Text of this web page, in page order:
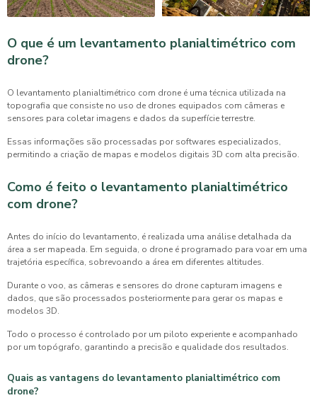
O que é um levantamento planialtimétrico com
drone?
O levantamento planialtimétrico com drone é uma técnica utilizada na
topografia que consiste no uso de drones equipados com câmeras e
sensores para coletar imagens e dados da superfície terrestre.
Essas informações são processadas por softwares especializados,
permitindo a criação de mapas e modelos digitais 3D com alta precisão.
Como é feito o levantamento planialtimétrico
com drone?
Antes do início do levantamento, é realizada uma análise detalhada da
área a ser mapeada. Em seguida, o drone é programado para voar em uma
trajetória específica, sobrevoando a área em diferentes altitudes.
Durante o voo, as câmeras e sensores do drone capturam imagens e
dados, que são processados posteriormente para gerar os mapas e
modelos 3D.
Todo o processo é controlado por um piloto experiente e acompanhado
por um topógrafo, garantindo a precisão e qualidade dos resultados.
Quais as vantagens do levantamento planialtimétrico com
drone?